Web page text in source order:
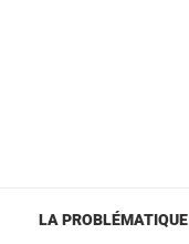
LA PROBLÉMATIQUE